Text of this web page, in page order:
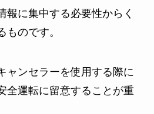
報に集中する必要性からく
ものです。
ャンセラーを使用する際に
全運転に留意することが重